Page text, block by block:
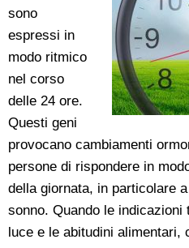
sono
espressi in
modo ritmico
nel corso
delle 24 ore.
Questi geni
provocano cambiamenti
persone di rispondere in
della giornata, in particolare
sonno. Quando le
luce e le abitudini alimentari,